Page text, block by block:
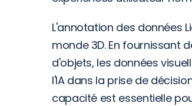
L'annotation des données
monde 3D. En fournissant
d'objets, les données
l'IA dans la prise de
capacité est essentielle